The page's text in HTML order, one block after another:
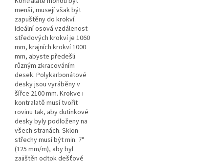
menší, musejí však být
zapuštěny do krokví.
Ideální osová vzdálenost
středových krokví je 1060
mm, krajních krokví 1000
mm, abyste předešli
různým zkracováním
desek. Polykarbonátové
desky jsou vyráběny v
šířce 2100 mm. Krokve i
kontralatě musí tvořit
rovinu tak, aby dutinkové
desky byly podloženy na
všech stranách. Sklon
střechy musí být min. 7°
(125 mm/m), aby byl
zajištěn odtok dešťové